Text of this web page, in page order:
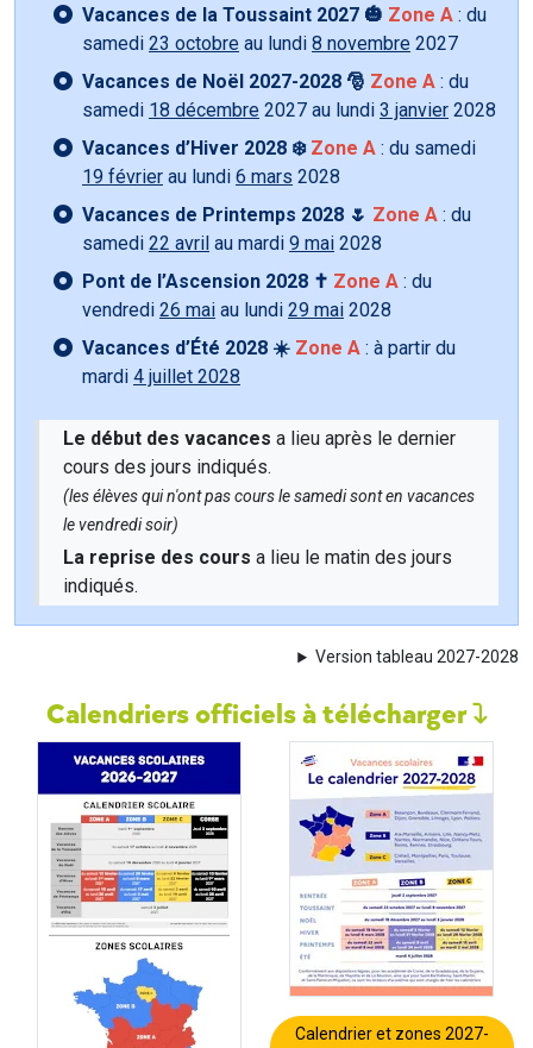
Vacances de la Toussaint 2027 🎃 Zone A : du
samedi 23 octobre au lundi 8 novembre 2027
Vacances de Noël 2027-2028 🎅 Zone A : du
samedi 18 décembre 2027 au lundi 3 janvier 2028
Vacances d’Hiver 2028 ❄️ Zone A : du samedi
19 février au lundi 6 mars 2028
Vacances de Printemps 2028 🌷 Zone A : du
samedi 22 avril au mardi 9 mai 2028
Pont de l’Ascension 2028 ✝️ Zone A : du
vendredi 26 mai au lundi 29 mai 2028
Vacances d’Été 2028 ☀️ Zone A : à partir du
mardi 4 juillet 2028
Le début des vacances a lieu après le dernier
cours des jours indiqués.
(les élèves qui n'ont pas cours le samedi sont en vacances
le vendredi soir)
La reprise des cours a lieu le matin des jours
indiqués.
Version tableau 2027-2028
Calendriers officiels à télécharger
Calendrier et zones 2027-